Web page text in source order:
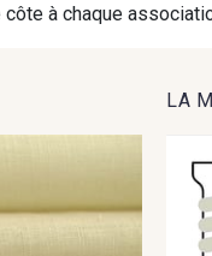
côte à chaque
LA